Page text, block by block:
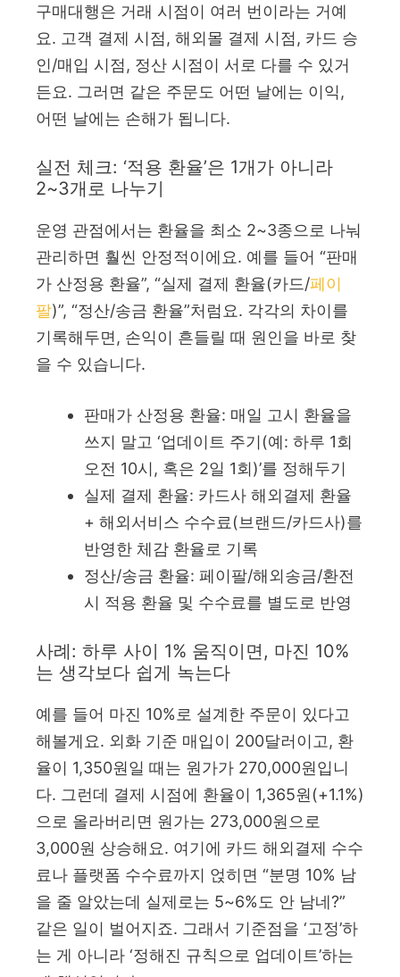
구매대행은 거래 시점이 여러 번이라는 거예
요. 고객 결제 시점, 해외몰 결제 시점, 카드 승
인/매입 시점, 정산 시점이 서로 다를 수 있거
든요. 그러면 같은 주문도 어떤 날에는 이익,
어떤 날에는 손해가 됩니다.
실전 체크: ‘적용 환율’은 1개가 아니라
2~3개로 나누기
운영 관점에서는 환율을 최소 2~3종으로 나눠
관리하면 훨씬 안정적이에요. 예를 들어 “판매
가 산정용 환율”, “실제 결제 환율(카드/페이
팔)”, “정산/송금 환율”처럼요. 각각의 차이를
기록해두면, 손익이 흔들릴 때 원인을 바로 찾
을 수 있습니다.
판매가 산정용 환율: 매일 고시 환율을
쓰지 말고 ‘업데이트 주기(예: 하루 1회
오전 10시, 혹은 2일 1회)’를 정해두기
실제 결제 환율: 카드사 해외결제 환율
+ 해외서비스 수수료(브랜드/카드사)를
반영한 체감 환율로 기록
정산/송금 환율: 페이팔/해외송금/환전
시 적용 환율 및 수수료를 별도로 반영
사례: 하루 사이 1% 움직이면, 마진 10%
는 생각보다 쉽게 녹는다
예를 들어 마진 10%로 설계한 주문이 있다고
해볼게요. 외화 기준 매입이 200달러이고, 환
율이 1,350원일 때는 원가가 270,000원입니
다. 그런데 결제 시점에 환율이 1,365원(+1.1%)
으로 올라버리면 원가는 273,000원으로
3,000원 상승해요. 여기에 카드 해외결제 수수
료나 플랫폼 수수료까지 얹히면 “분명 10% 남
을 줄 알았는데 실제로는 5~6%도 안 남네?”
같은 일이 벌어지죠. 그래서 기준점을 ‘고정’하
는 게 아니라 ‘정해진 규칙으로 업데이트’하는